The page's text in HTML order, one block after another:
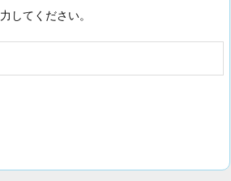
してください。